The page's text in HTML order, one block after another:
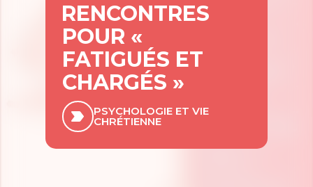
RENCONTRES
POUR «
FATIGUÉS ET
CHARGÉS »
PSYCHOLOGIE ET VIE
CHRÉTIENNE